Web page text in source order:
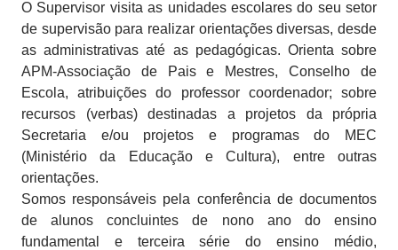
O Supervisor visita as unidades escolares do seu setor
de supervisão para realizar orientações diversas, desde
as administrativas até as pedagógicas. Orienta sobre
APM-Associação de Pais e Mestres, Conselho de
Escola, atribuições do professor coordenador; sobre
recursos (verbas) destinadas a projetos da própria
Secretaria e/ou projetos e programas do MEC
(Ministério da Educação e Cultura), entre outras
orientações.
Somos responsáveis pela conferência de documentos
de alunos concluintes de nono ano do ensino
fundamental e terceira série do ensino médio,